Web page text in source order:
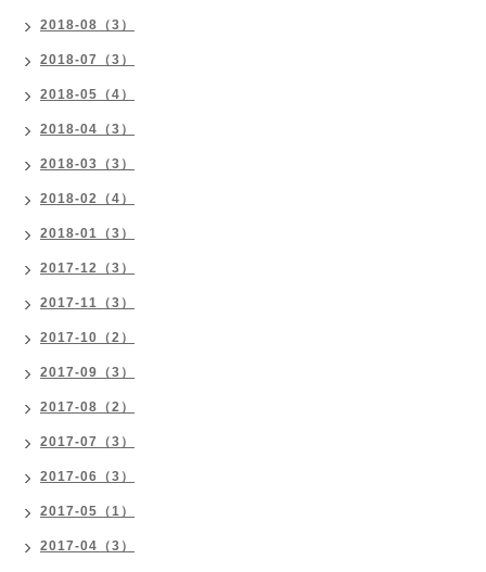
2018-08（3）
2018-07（3）
2018-05（4）
2018-04（3）
2018-03（3）
2018-02（4）
2018-01（3）
2017-12（3）
2017-11（3）
2017-10（2）
2017-09（3）
2017-08（2）
2017-07（3）
2017-06（3）
2017-05（1）
2017-04（3）